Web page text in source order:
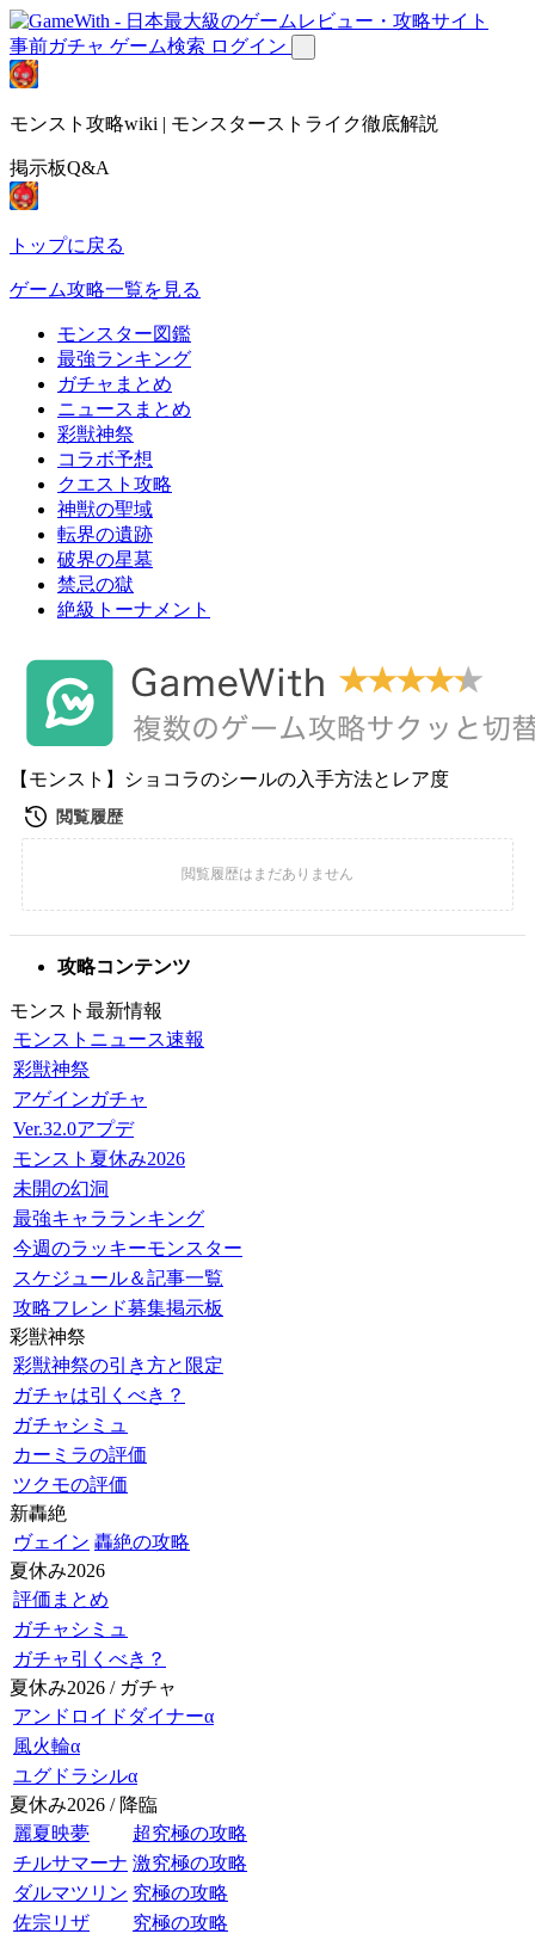
事前ガチャ ゲーム検索 ログイン
モンスト攻略wiki | モンスターストライク徹底解説
掲示板Q&A
トップに戻る
ゲーム攻略一覧を見る
モンスター図鑑
最強ランキング
ガチャまとめ
ニュースまとめ
彩獣神祭
コラボ予想
クエスト攻略
神獣の聖域
転界の遺跡
破界の星墓
禁忌の獄
絶級トーナメント
【モンスト】ショコラのシールの入手方法とレア度
攻略コンテンツ
モンスト最新情報
モンストニュース速報
彩獣神祭
アゲインガチャ
Ver.32.0アプデ
モンスト夏休み2026
未開の幻洞
最強キャラランキング
今週のラッキーモンスター
スケジュール＆記事一覧
攻略フレンド募集掲示板
彩獣神祭
彩獣神祭の引き方と限定
ガチャは引くべき？
ガチャシミュ
カーミラの評価
ツクモの評価
新轟絶
ヴェイン 轟絶の攻略
夏休み2026
評価まとめ
ガチャシミュ
ガチャ引くべき？
夏休み2026 / ガチャ
アンドロイドダイナーα
風火輪α
ユグドラシルα
夏休み2026 / 降臨
麗夏映夢
超究極の攻略
チルサマーナ 激究極の攻略
ダルマツリン 究極の攻略
佐宗リザ
究極の攻略